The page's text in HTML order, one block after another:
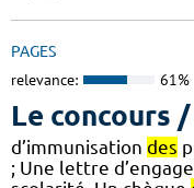
PAGES
relevance: 61%
Le concours
d’immunisation des
; Une lettre